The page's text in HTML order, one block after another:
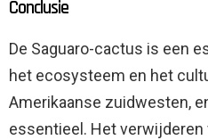
Conclusie
De Saguaro-cactus is een
het ecosysteem en het
Amerikaanse zuidwesten,
essentieel. Het